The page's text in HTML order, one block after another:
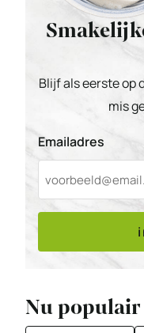
Blijf als eerste op
mis
Emailadres
Nu populair